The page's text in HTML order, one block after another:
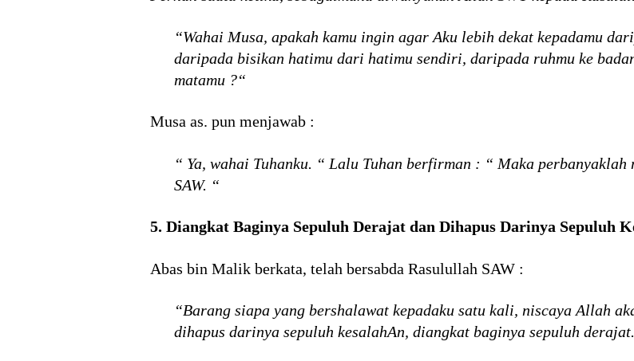
“Wahai Musa, apakah kamu ingin agar Aku lebih dekat kepadamu
daripada bisikan hatimu dari hatimu sendiri, daripada ruhmu ke
matamu ?“
Musa as. pun menjawab :
“ Ya, wahai Tuhanku. “ Lalu Tuhan berfirman : “ Maka perbanyaklah
SAW. “
5. Diangkat Baginya Sepuluh Derajat dan Dihapus Darinya Sepuluh
Abas bin Malik berkata, telah bersabda Rasulullah SAW :
“Barang siapa yang bershalawat kepadaku satu kali, niscaya Allah
dihapus darinya sepuluh kesalahAn, diangkat baginya sepuluh